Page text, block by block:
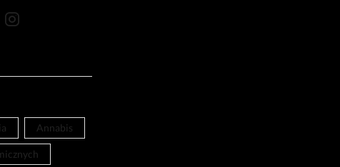
Annabis